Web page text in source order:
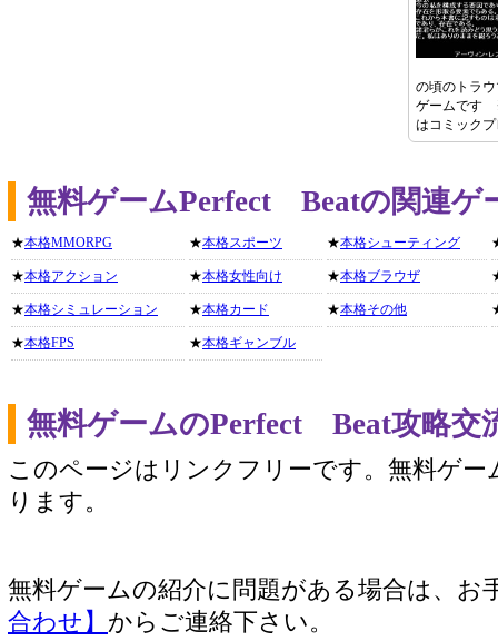
の頃のトラ
ゲームです
はコミック
無料ゲームPerfect Beatの関連ゲ
★本格MMORPG
★本格アクション
★本格シミュレーション
★本格FPS
★本格スポーツ
★本格女性向け
★本格カード
★本格ギャンブル
★本格シューティング
★本格ブラウザ
★本格その他
無料ゲームのPerfect Beat攻略交
このページはリンクフリーです。無料ゲー
ります。
無料ゲームの紹介に問題がある場合は、お
合わせ】 からご連絡下さい。